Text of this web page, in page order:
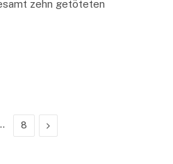
zehn getöteten
8 Next